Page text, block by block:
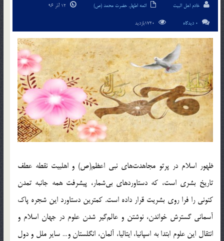
خادم اهل البیت ائمه اطهار, حضرت محمد (ص)
0 دیدگاه
ظهور اسلام در پرتو مجاهدت‌هاي نبي اعظم(ص) و اهلبيت نقطه عطف
تاريخ بشري است، كه دستاوردهاي بي‌شمار، پيشرفت همه جانبه تمدن
كنوني را فرا روي بشريت قرار داده است. كمترين دستاورد اين شجره پاك
آسماني گسترش خواندن، نوشتن و عالم‌گير شدن علوم در جهان اسلام و
انتقال اين علوم ابتدا به اسپانيا، ايتاليا، آلمان، انگلستان و… ساير ملل و دول